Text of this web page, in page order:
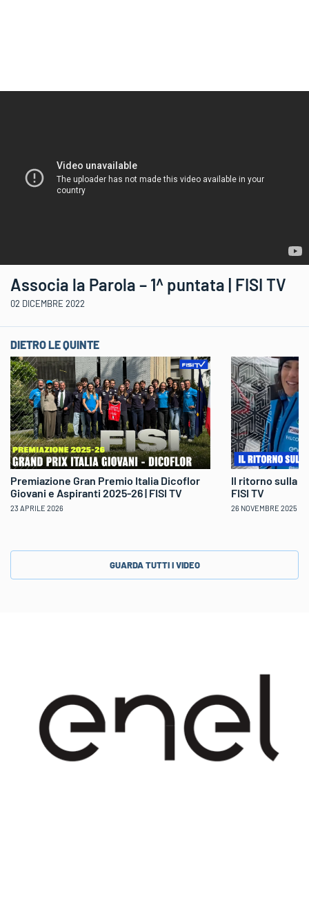
Associa la Parola – 1^ puntata | FISI TV
02 DICEMBRE 2022
DIETRO LE QUINTE
Premiazione Gran Premio Italia Dicoflor
Giovani e Aspiranti 2025-26 | FISI TV
23 APRILE 2026
Il ritorno sulla
FISI TV
26 NOVEMBRE 2025
GUARDA TUTTI I VIDEO